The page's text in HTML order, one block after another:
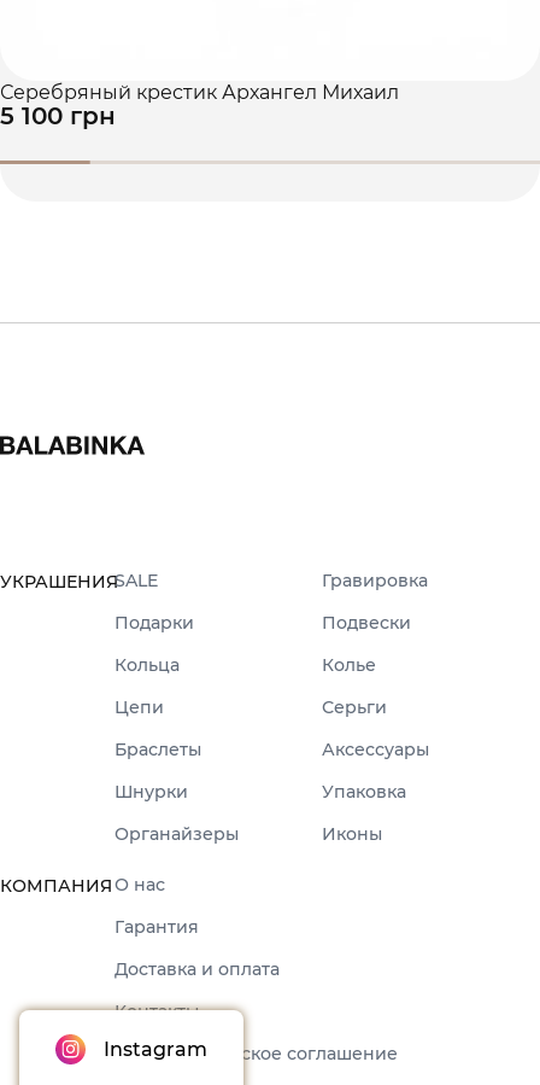
Серебряный крестик Архангел Михаил
5 100 грн
УКРАШЕНИЯSALE
Гравировка
Подарки
Подвески
Кольца
Колье
Цепи
Серьги
Браслеты
Аксессуары
Шнурки
Упаковка
Органайзеры
Иконы
КОМПАНИЯО нас
Гарантия
Доставка и оплата
Контакты
Пользовательское соглашение
Instagram